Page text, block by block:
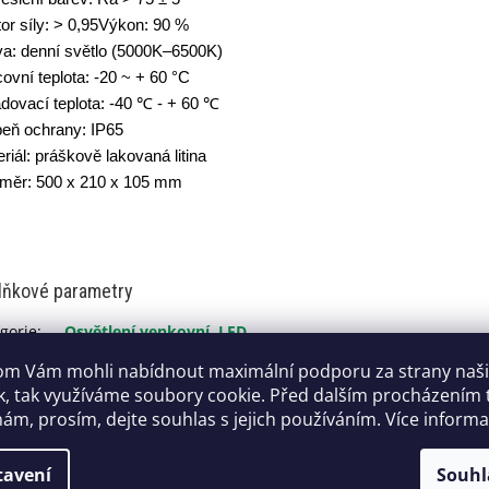
Vám mohli nabídnout maximální podporu za strany
tak využíváme soubory cookie. Před dalším
prosím, dejte souhlas s jejich používáním. Více
síly: > 0,95Výkon: 90 %
denní světlo (5000K–6500K)
teplota: -20 ~ + 60 °C
teplota: -40 ℃ - + 60 ℃
ochrany: IP65
práškově lakovaná litina
500 x 210 x 105 mm
parametry
:
Osvětlení venkovní, LED
:
4 kg
0765588279919
Ośw000018